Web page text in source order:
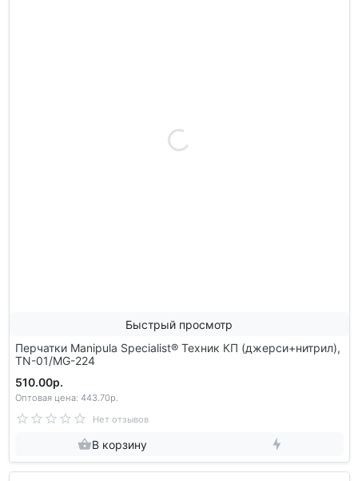
Быстрый просмотр
Перчатки Manipula Specialist® Техник КП (джерси+нитрил),
TN-01/MG-224
510.00р.
Оптовая цена: 443.70р.
Нет отзывов
В корзину